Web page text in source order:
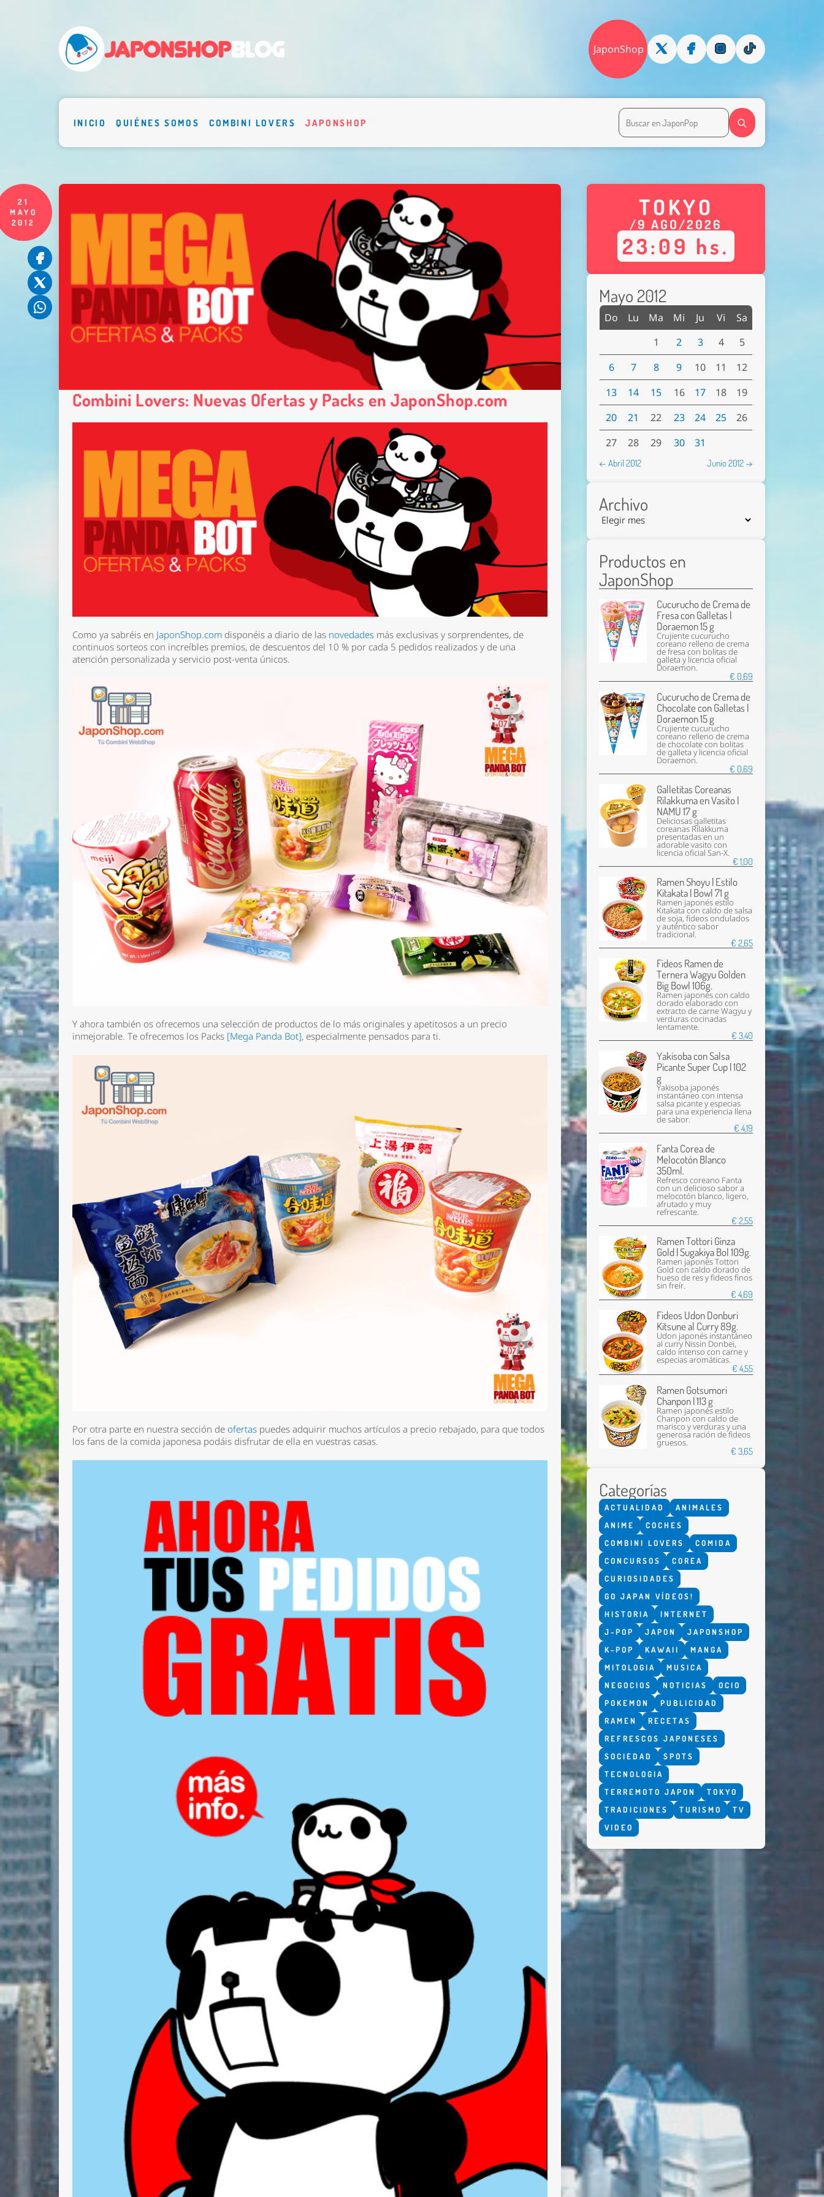
JaponShop
INICIO QUIÉNES SOMOS COMBINI LOVERS JAPONSHOP
21
MAYO
2012
Combini Lovers: Nuevas Ofertas y Packs en JaponShop.com
Como ya sabréis en JaponShop.com disponéis a diario de las novedades más exclusivas y sorprendentes, de
continuos sorteos con increíbles premios, de descuentos del 10 % por cada 5 pedidos realizados y de una
atención personalizada y servicio post-venta únicos.
Y ahora también os ofrecemos una selección de productos de lo más originales y apetitosos a un precio
inmejorable. Te ofrecemos los Packs [Mega Panda Bot], especialmente pensados para ti.
Por otra parte en nuestra sección deofertas puedes adquirir muchos artículos a precio rebajado, para que todos
los fans de la comida japonesa podáis disfrutar de ella en vuestras casas.
TOKYO
/9 AGO/2026
23:09 hs.
Mayo 2012
Do Lu Ma Mi Ju Vi
Sa
1
2 3 4
5
6
7 8 9 10 11
12
13
14 15 16 17 18
19
20
21 22 23 24 25
26
27
28 29 30 31
← Abril 2012 Junio 2012 →
Archivo
Productos en
JaponShop
Cucurucho de Crema de
Fresa con Galletas |
Doraemon 15 g
Crujiente cucurucho
coreano relleno de crema
de fresa con bolitas de
galleta y licencia oficial
Doraemon.
€ 0,69
Cucurucho de Crema de
Chocolate con Galletas |
Doraemon 15 g
Crujiente cucurucho
coreano relleno de crema
de chocolate con bolitas
de galleta y licencia oficial
Doraemon.
€ 0,69
Galletitas Coreanas
Rilakkuma en Vasito |
NAMU 17 g
Deliciosas galletitas
coreanas Rilakkuma
presentadas en un
adorable vasito con
licencia oficial San-X.
€ 1,00
Ramen Shoyu | Estilo
Kitakata | Bowl 71 g
Ramen japonés estilo
Kitakata con caldo de salsa
de soja, fideos ondulados
y auténtico sabor
tradicional.
€ 2,65
Fideos Ramen de
Ternera Wagyu Golden
Big Bowl 106g.
Ramen japonés con caldo
dorado elaborado con
extracto de carne Wagyu y
verduras cocinadas
lentamente.
€ 3,40
Yakisoba con Salsa
Picante Super Cup | 102
g
Yakisoba japonés
instantáneo con intensa
salsa picante y especias
para una experiencia llena
de sabor.
€ 4,19
Fanta Corea de
Melocotón Blanco
350ml.
Refresco coreano Fanta
con un delicioso sabor a
melocotón blanco, ligero,
afrutado y muy
refrescante.
€ 2,55
Ramen Tottori Ginza
Gold | Sugakiya Bol 109g.
Ramen japonés Tottori
Gold con caldo dorado de
hueso de res y fideos finos
sin freír.
€ 4,69
Fideos Udon Donburi
Kitsune al Curry 89g.
Udon japonés instantáneo
al curry Nissin Donbei,
caldo intenso con carne y
especias aromáticas.
€ 4,55
Ramen Gotsumori
Chanpon | 113 g
Ramen japonés estilo
Chanpon con caldo de
marisco y verduras y una
generosa ración de fideos
gruesos.
€ 3,65
Categorías
ACTUALIDAD
ANIMALES
ANIME
COCHES
COMBINI LOVERS
COMIDA
CONCURSOS
COREA
CURIOSIDADES
GO JAPAN VÍDEOS!
HISTORIA
INTERNET
J-POP
JAPON
JAPONSHOP
K-POP
KAWAII
MANGA
MITOLOGIA
MUSICA
NEGOCIOS
NOTICIAS
OCIO
POKEMON
PUBLICIDAD
RAMEN
RECETAS
REFRESCOS JAPONESES
SOCIEDAD
SPOTS
TECNOLOGIA
TERREMOTO JAPON
TOKYO
TRADICIONES
TURISMO
TV
VIDEO
Nombre *
Enviar